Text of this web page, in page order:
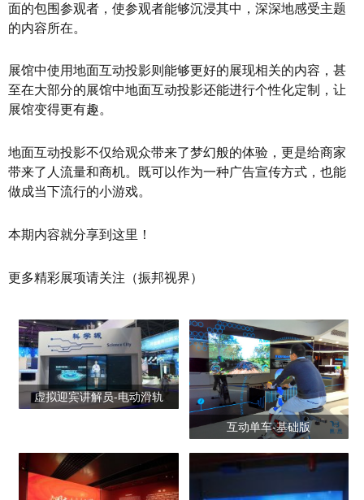
面的包围参观者，使参观者能够沉浸其中，深深地感受主题
的内容所在。
展馆中使用地面互动投影则能够更好的展现相关的内容，甚
至在大部分的展馆中地面互动投影还能进行个性化定制，让
展馆变得更有趣。
地面互动投影不仅给观众带来了梦幻般的体验，更是给商家
带来了人流量和商机。既可以作为一种广告宣传方式，也能
做成当下流行的小游戏。
本期内容就分享到这里！
更多精彩展项请关注（振邦视界）
虚拟迎宾讲解员-电动滑轨
互动单车-基础版